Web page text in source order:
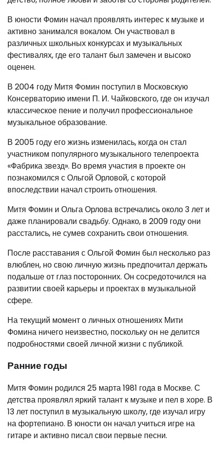
В юности Фомин начал проявлять интерес к музыке и
активно занимался вокалом. Он участвовал в
различных школьных конкурсах и музыкальных
фестивалях, где его талант был замечен и высоко
оценен.
В 2004 году Митя Фомин поступил в Московскую
Консерваторию имени П. И. Чайковского, где он изучал
классическое пение и получил профессиональное
музыкальное образование.
В 2005 году его жизнь изменилась, когда он стал
участником популярного музыкального телепроекта
«Фабрика звезд». Во время участия в проекте он
познакомился с Ольгой Орловой, с которой
впоследствии начал строить отношения.
Митя Фомин и Ольга Орлова встречались около 3 лет и
даже планировали свадьбу. Однако, в 2009 году они
расстались, не сумев сохранить свои отношения.
После расставания с Ольгой Фомин был несколько раз
влюблен, но свою личную жизнь предпочитал держать
подальше от глаз посторонних. Он сосредоточился на
развитии своей карьеры и проектах в музыкальной
сфере.
На текущий момент о личных отношениях Мити
Фомина ничего неизвестно, поскольку он не делится
подробностями своей личной жизни с публикой.
Ранние годы
Митя Фомин родился 25 марта 1981 года в Москве. С
детства проявлял яркий талант к музыке и пел в хоре. В
13 лет поступил в музыкальную школу, где изучал игру
на фортепиано. В юности он начал учиться игре на
гитаре и активно писал свои первые песни.